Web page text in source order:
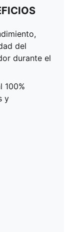
del
durante el
100%
y